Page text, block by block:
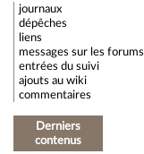
journaux
dépêches
liens
messages sur les forums
entrées du suivi
ajouts au wiki
commentaires
Derniers
contenus